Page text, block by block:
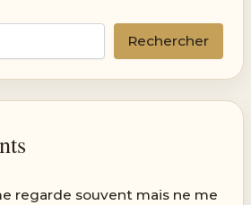
Rechercher
regarde souvent mais ne me